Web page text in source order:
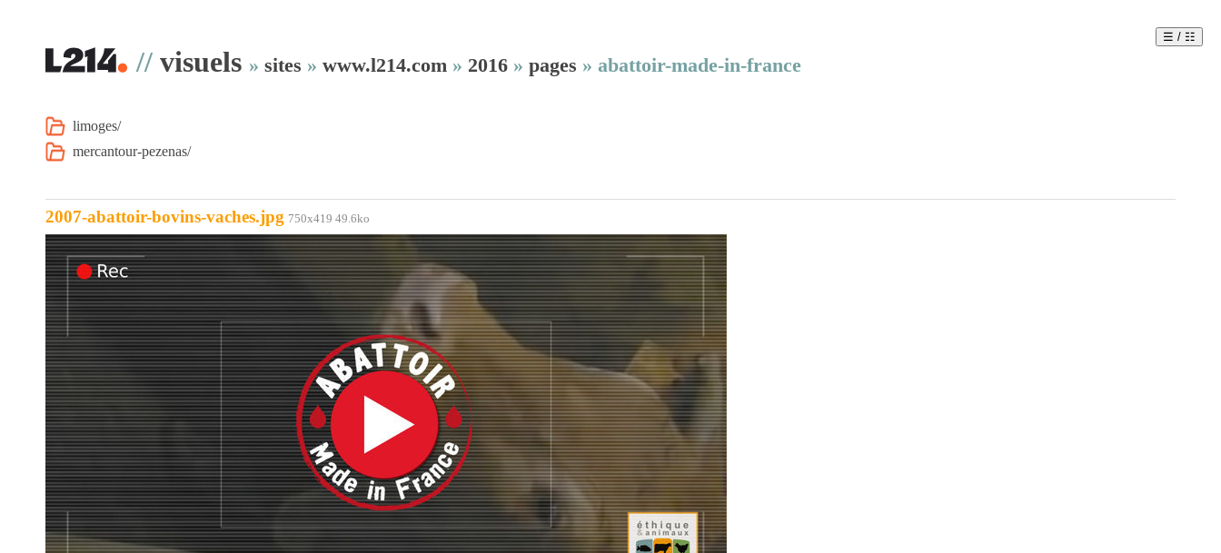
// visuels » sites » www.l214.com » 2016 » pages » abattoir-made-in-france
limoges/
mercantour-pezenas/
2007-abattoir-bovins-vaches.jpg 750x419 49.6ko
☰ / ☷